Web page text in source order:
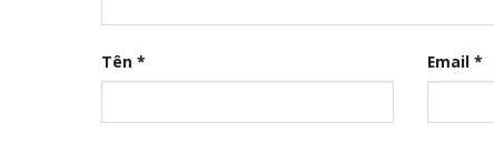
Tên * Email *